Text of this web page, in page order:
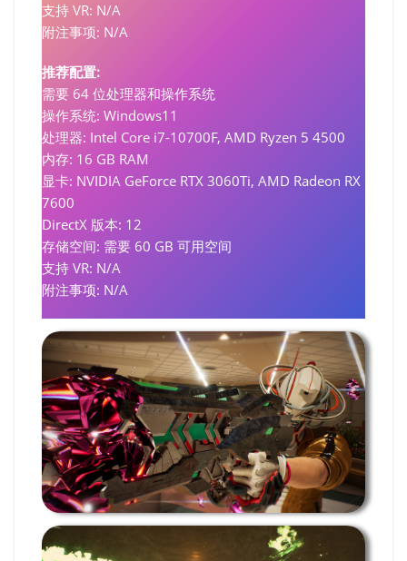
支持 VR: N/A
附注事项: N/A
推荐配置:
需要 64 位处理器和操作系统
操作系统: Windows11
处理器: Intel Core i7-10700F, AMD Ryzen 5 4500
内存: 16 GB RAM
显卡: NVIDIA GeForce RTX 3060Ti, AMD Radeon RX
7600
DirectX 版本: 12
存储空间: 需要 60 GB 可用空间
支持 VR: N/A
附注事项: N/A